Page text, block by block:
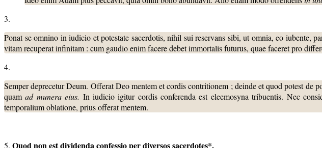
3.
Ponat se omnino in iudicio et potestate sacerdotis, nihil sui reservans sibi, ut omnia, eo iubente,
vitam recuperat infinitam : cum gaudio enim facere debet immortalis futurus, quae faceret pro
4.
Semper deprecetur Deum. Offerat Deo mentem et cordis contritionem ; deinde et quod potest de
quamad munera eius. In iudicio igitur cordis conferenda est eleemosyna tribuentis. Nec
temporalium oblatione, prius offerat mentem.
5. Quod non est dividenda confessio per diversos sacerdotes*.